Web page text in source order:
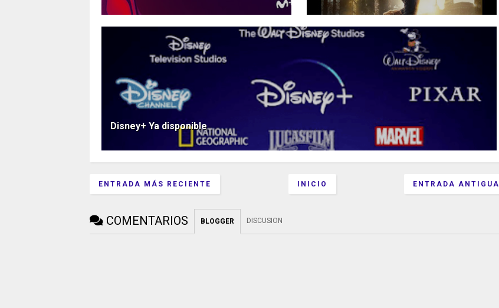
Disney+ Ya disponible
ENTRADA MÁS RECIENTE ENTRADA ANTIGUA
INICIO
COMENTARIOS BLOGGER DISCUSION